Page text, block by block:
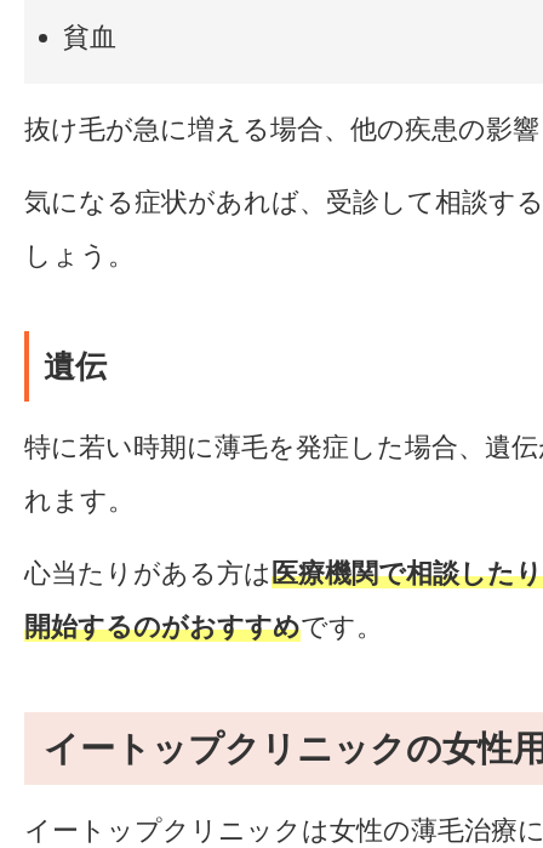
貧血
抜け毛が急に増える場合、他の疾患の影
気になる症状があれば、受診して相談す
しょう。
遺伝
特に若い時期に薄毛を発症した場合、遺
れます。
心当たりがある方は医療機関で相談した
開始するのがおすすめです。
イートップクリニックの女性
イートップクリニックは女性の薄毛治療